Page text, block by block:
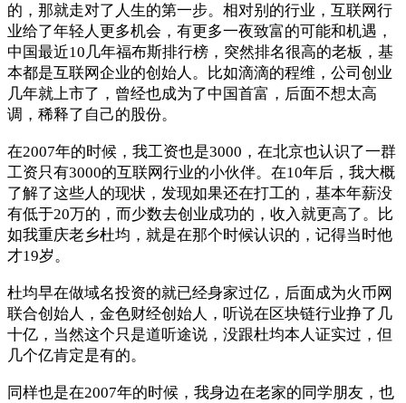
的，那就走对了人生的第一步。相对别的行业，互联网行
业给了年轻人更多机会，有更多一夜致富的可能和机遇，
中国最近10几年福布斯排行榜，突然排名很高的老板，基
本都是互联网企业的创始人。比如滴滴的程维，公司创业
几年就上市了，曾经也成为了中国首富，后面不想太高
调，稀释了自己的股份。
在2007年的时候，我工资也是3000，在北京也认识了一群
工资只有3000的互联网行业的小伙伴。在10年后，我大概
了解了这些人的现状，发现如果还在打工的，基本年薪没
有低于20万的，而少数去创业成功的，收入就更高了。比
如我重庆老乡杜均，就是在那个时候认识的，记得当时他
才19岁。
杜均早在做域名投资的就已经身家过亿，后面成为火币网
联合创始人，金色财经创始人，听说在区块链行业挣了几
十亿，当然这个只是道听途说，没跟杜均本人证实过，但
几个亿肯定是有的。
同样也是在2007年的时候，我身边在老家的同学朋友，也